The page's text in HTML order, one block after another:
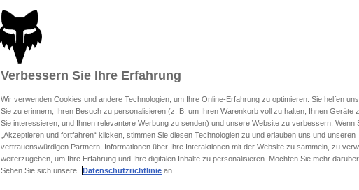
Verbessern Sie Ihre Erfahrung
Wir verwenden Cookies und andere Technologien, um Ihre Online-Erfahrung zu optimieren. Sie helfen
Sie zu erinnern, Ihren Besuch zu personalisieren (z. B. um Ihren Warenkorb voll zu halten, Ihnen Geräte
Sie interessieren, und Ihnen relevantere Werbung zu senden) und unsere Website zu verbessern. Wenn
„Akzeptieren und fortfahren“ klicken, stimmen Sie diesen Technologien zu und erlauben uns und unseren
vertrauenswürdigen Partnern, Informationen über Ihre Interaktionen mit der Website zu sammeln, zu
weiterzugeben, um Ihre Erfahrung und Ihre digitalen Inhalte zu personalisieren. Möchten Sie mehr
Sehen Sie sich unsere
Datenschutzrichtlinie an.